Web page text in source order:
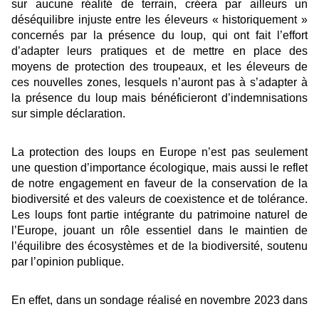
sur aucune réalité de terrain, créera par ailleurs un
déséquilibre injuste entre les éleveurs « historiquement »
concernés par la présence du loup, qui ont fait l’effort
d’adapter leurs pratiques et de mettre en place des
moyens de protection des troupeaux, et les éleveurs de
ces nouvelles zones, lesquels n’auront pas à s’adapter à
la présence du loup mais bénéficieront d’indemnisations
sur simple déclaration.
La protection des loups en Europe n’est pas seulement
une question d’importance écologique, mais aussi le reflet
de notre engagement en faveur de la conservation de la
biodiversité et des valeurs de coexistence et de tolérance.
Les loups font partie intégrante du patrimoine naturel de
l’Europe, jouant un rôle essentiel dans le maintien de
l’équilibre des écosystèmes et de la biodiversité, soutenu
par l’opinion publique.
En effet, dans un sondage réalisé en novembre 2023 dans